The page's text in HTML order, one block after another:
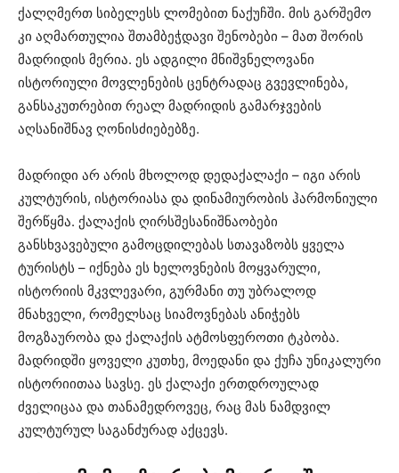
ქალღმერთ სიბელესს ლომებით ნაქუჩში. მის გარშემო
კი აღმართულია შთამბეჭდავი შენობები – მათ შორის
მადრიდის მერია. ეს ადგილი მნიშვნელოვანი
ისტორიული მოვლენების ცენტრადაც გვევლინება,
განსაკუთრებით რეალ მადრიდის გამარჯვების
აღსანიშნავ ღონისძიებებზე.
მადრიდი არ არის მხოლოდ დედაქალაქი – იგი არის
კულტურის, ისტორიასა და დინამიურობის ჰარმონიული
შერწყმა. ქალაქის ღირსშესანიშნაობები
განსხვავებული გამოცდილებას სთავაზობს ყველა
ტურისტს – იქნება ეს ხელოვნების მოყვარული,
ისტორიის მკვლევარი, გურმანი თუ უბრალოდ
მნახველი, რომელსაც სიამოვნებას ანიჭებს
მოგზაურობა და ქალაქის ატმოსფეროთი ტკბობა.
მადრიდში ყოველი კუთხე, მოედანი და ქუჩა უნიკალური
ისტორიითაა სავსე. ეს ქალაქი ერთდროულად
ძველიცაა და თანამედროვეც, რაც მას ნამდვილ
კულტურულ საგანძურად აქცევს.